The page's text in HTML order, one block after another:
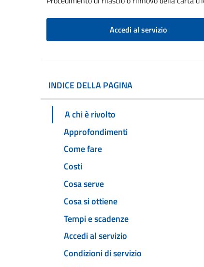
Accedi al servizio
INDICE DELLA PAGINA
A chi è rivolto
Approfondimenti
Come fare
Costi
Cosa serve
Cosa si ottiene
Tempi e scadenze
Accedi al servizio
Condizioni di servizio